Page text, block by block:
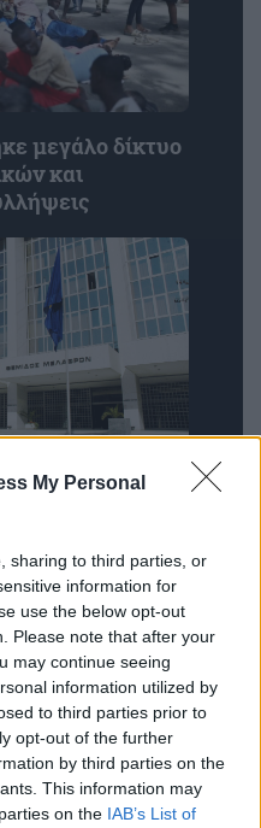
My Personal
sharing to third parties, or
information for
use the below opt-out
Please note that after your
may continue seeing
information utilized by
to third parties prior to
opt-out of the further
by third parties on the
This information may
on the IAB’s List of
μεγάλο δίκτυο
και
από το